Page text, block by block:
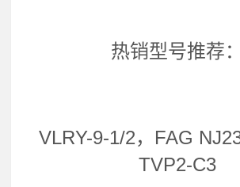
热销型号推荐：
VLRY-9-1/2，FAG
TVP2-C3